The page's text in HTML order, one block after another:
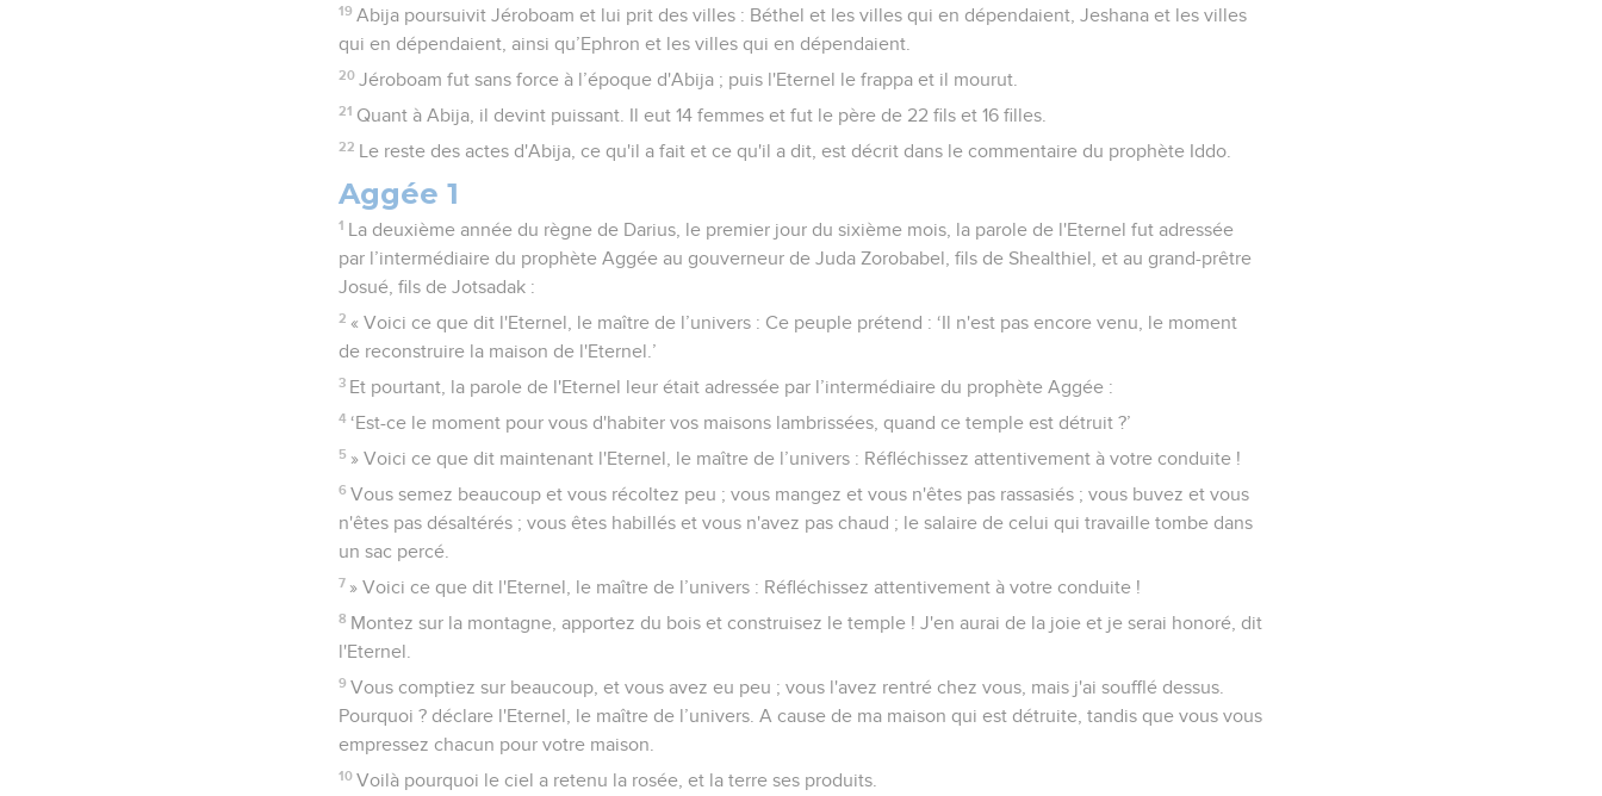
19 Abija poursuivit Jéroboam et lui prit des villes : Béthel et les villes qui en dépendaient, Jeshana et les villes
qui en dépendaient, ainsi qu’Ephron et les villes qui en dépendaient.
20 Jéroboam fut sans force à l’époque d'Abija ; puis l'Eternel le frappa et il mourut.
21 Quant à Abija, il devint puissant. Il eut 14 femmes et fut le père de 22 fils et 16 filles.
22 Le reste des actes d'Abija, ce qu'il a fait et ce qu'il a dit, est décrit dans le commentaire du prophète Iddo.
Aggée 1
1
La deuxième année du règne de Darius, le premier jour du sixième mois, la parole de l'Eternel fut adressée
par l’intermédiaire du prophète Aggée au gouverneur de Juda Zorobabel, fils de Shealthiel, et au grand-prêtre
Josué, fils de Jotsadak :
2 « Voici ce que dit l'Eternel, le maître de l’univers : Ce peuple prétend : ‘Il n'est pas encore venu, le moment
de reconstruire la maison de l'Eternel.’
3 Et pourtant, la parole de l'Eternel leur était adressée par l’intermédiaire du prophète Aggée :
4 ‘Est-ce le moment pour vous d'habiter vos maisons lambrissées, quand ce temple est détruit ?’
5 » Voici ce que dit maintenant l'Eternel, le maître de l’univers : Réfléchissez attentivement à votre conduite !
6 Vous semez beaucoup et vous récoltez peu ; vous mangez et vous n'êtes pas rassasiés ; vous buvez et vous
n'êtes pas désaltérés ; vous êtes habillés et vous n'avez pas chaud ; le salaire de celui qui travaille tombe dans
un sac percé.
7 » Voici ce que dit l'Eternel, le maître de l’univers : Réfléchissez attentivement à votre conduite !
8 Montez sur la montagne, apportez du bois et construisez le temple ! J'en aurai de la joie et je serai honoré, dit
l'Eternel.
9 Vous comptiez sur beaucoup, et vous avez eu peu ; vous l'avez rentré chez vous, mais j'ai soufflé dessus.
Pourquoi ? déclare l'Eternel, le maître de l’univers. A cause de ma maison qui est détruite, tandis que vous vous
empressez chacun pour votre maison.
10 Voilà pourquoi le ciel a retenu la rosée, et la terre ses produits.